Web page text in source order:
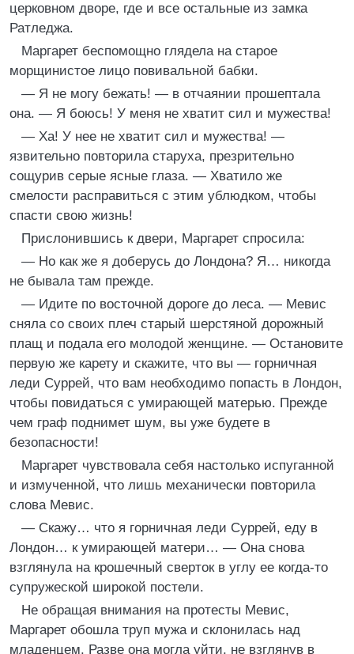
церковном дворе, где и все остальные из замка
Ратледжа.
Маргарет беспомощно глядела на старое
морщинистое лицо повивальной бабки.
— Я не могу бежать! — в отчаянии прошептала
она. — Я боюсь! У меня не хватит сил и мужества!
— Ха! У нее не хватит сил и мужества! —
язвительно повторила старуха, презрительно
сощурив серые ясные глаза. — Хватило же
смелости расправиться с этим ублюдком, чтобы
спасти свою жизнь!
Прислонившись к двери, Маргарет спросила:
— Но как же я доберусь до Лондона? Я… никогда
не бывала там прежде.
— Идите по восточной дороге до леса. — Мевис
сняла со своих плеч старый шерстяной дорожный
плащ и подала его молодой женщине. — Остановите
первую же карету и скажите, что вы — горничная
леди Суррей, что вам необходимо попасть в Лондон,
чтобы повидаться с умирающей матерью. Прежде
чем граф поднимет шум, вы уже будете в
безопасности!
Маргарет чувствовала себя настолько испуганной
и измученной, что лишь механически повторила
слова Мевис.
— Скажу… что я горничная леди Суррей, еду в
Лондон… к умирающей матери… — Она снова
взглянула на крошечный сверток в углу ее когда-то
супружеской широкой постели.
Не обращая внимания на протесты Мевис,
Маргарет обошла труп мужа и склонилась над
младенцем. Разве она могла уйти, не взглянув в